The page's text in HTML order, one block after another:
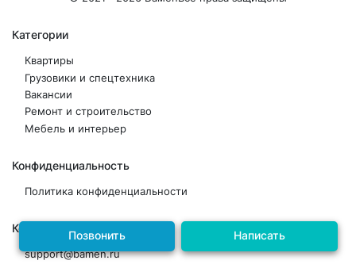
Позвонить Написать
Категории
Квартиры
Грузовики и спецтехника
Вакансии
Ремонт и строительство
Мебель и интерьер
Конфиденциальность
Политика конфиденциальности
Контакты
support@bamen.ru